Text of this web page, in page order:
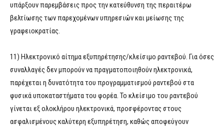
υπάρξουν παρεμβάσεις προς την κατεύθυνση της περαιτέρω
βελτίωσης των παρεχομένων υπηρεσιών και μείωσης της
γραφειοκρατίας.
11) Ηλεκτρονικό αίτημα εξυπηρέτησης/κλείσιμο ραντεβού. Για όσες
συναλλαγές δεν μπορούν να πραγματοποιηθούν ηλεκτρονικά,
παρέχεται η δυνατότητα του προγραμματισμού ραντεβού στα
φυσικά υποκαταστήματα του φορέα. Το κλείσιμο του ραντεβού
γίνεται εξ ολοκλήρου ηλεκτρονικά, προσφέροντας στους
ασφαλισμένους καλύτερη εξυπηρέτηση, καθώς αποφεύγουν